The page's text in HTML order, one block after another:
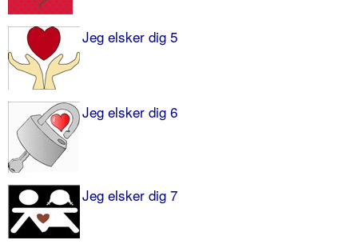
Jeg elsker dig 5
Jeg elsker dig 6
Jeg elsker dig 7